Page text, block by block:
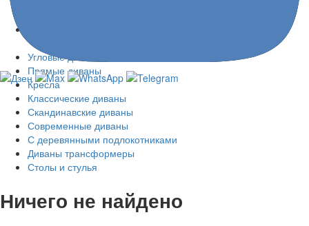
Угловые диваны
Прямые диваны
Кресла
Классические диваны
Скандинавские диваны
Современные диваны
С деревянными подлокотниками
Диваны трансформеры
Столы и стулья
Ничего не найдено